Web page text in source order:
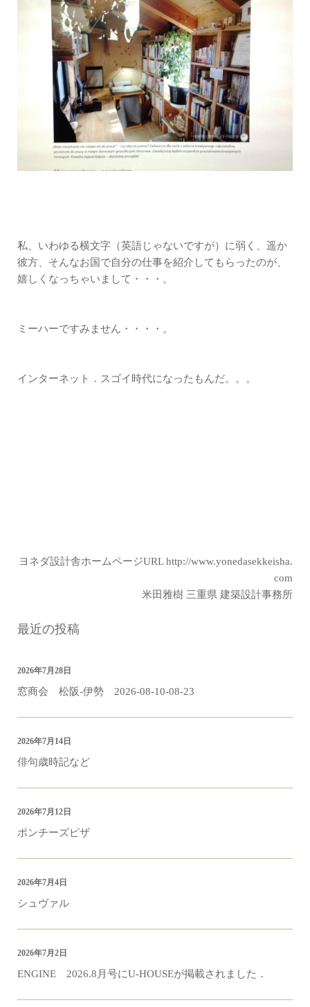
私、いわゆる横文字（英語じゃないですが）に弱く、遥か
彼方、そんなお国で自分の仕事を紹介してもらったのが、
嬉しくなっちゃいまして・・・。
ミーハーですみません・・・・。
インターネット．スゴイ時代になったもんだ。。。
ヨネダ設計舎ホームページURLhttp://www.yonedasekkeisha.
com
米田雅樹 三重県 建築設計事務所
最近の投稿
窓商会 松阪-伊勢 2026-08-10-08-23
2026年7月28日
俳句歳時記など
2026年7月14日
ポンチーズピザ
2026年7月12日
シュヴァル
2026年7月4日
ENGINE 2026.8月号にU-HOUSEが掲載されました．
2026年7月2日